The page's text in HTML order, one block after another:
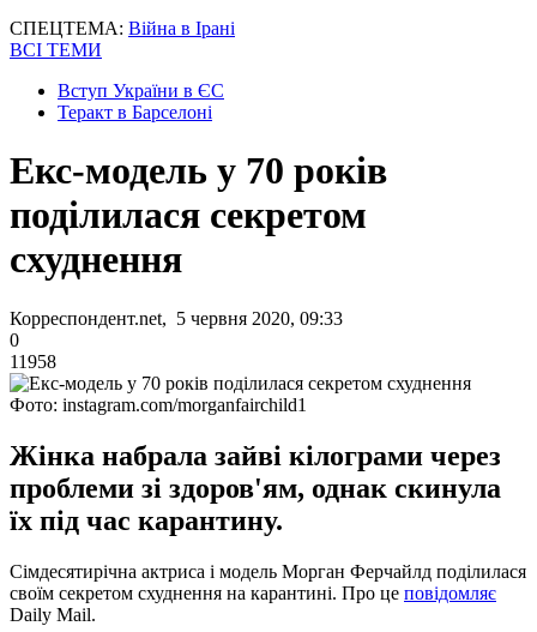
СПЕЦТЕМА: Війна в Ірані
ВСІ ТЕМИ
Вступ України в ЄС
Теракт в Барселоні
Екс-модель у 70 років
поділилася секретом
схуднення
Корреспондент.net, 5 червня 2020, 09:33
0
11958
Фото: instagram.com/morganfairchild1
Жінка набрала зайві кілограми через
проблеми зі здоров'ям, однак скинула
їх під час карантину.
Сімдесятирічна актриса і модель Морган Ферчайлд поділилася
своїм секретом схуднення на карантині. Про це повідомляє
Daily Mail.